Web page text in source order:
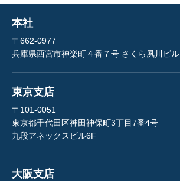
本社
〒662-0977
兵庫県西宮市神楽町４番７号 さくら夙川ビル
東京支店
〒101-0051
東京都千代田区神田神保町3丁目7番4号
九段アネックスビル6F
大阪支店